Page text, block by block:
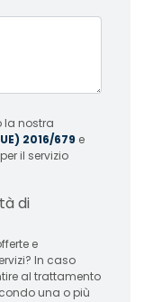
la nostra
2016/679 e
il servizio
di
e
caso
al trattamento
una o più